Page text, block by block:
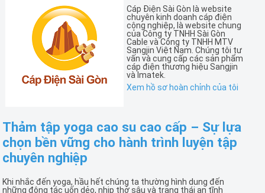
Cáp Điện Sài Gòn là website
chuyên kinh doanh cáp điện
công nghiệp, là website chung
của Công ty TNHH Sài Gòn
Cable và Công ty TNHH MTV
Sangjin Việt Nam. Chúng tôi tư
vấn và cung cấp các sản phẩm
cáp điện thương hiệu Sangjin
và Imatek.
Xem hồ sơ hoàn chỉnh của tôi
Thảm tập yoga cao su cao cấp – Sự lựa
chọn bền vững cho hành trình luyện tập
chuyên nghiệp
Khi nhắc đến yoga, hầu hết chúng ta thường hình dung đến
những động tác uốn dẻo, nhịp thở sâu và trạng thái an tĩnh